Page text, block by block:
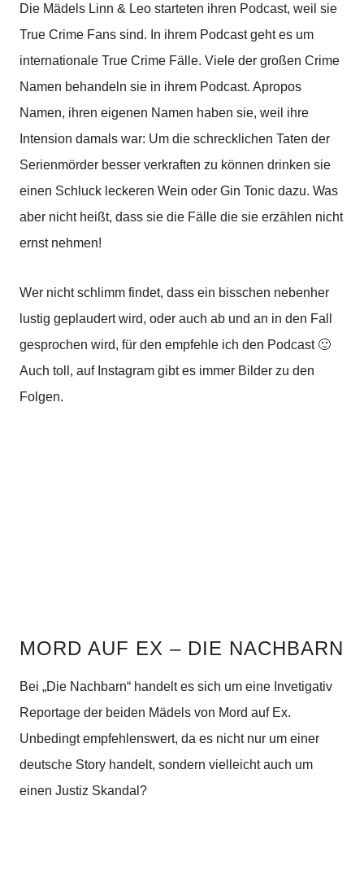
Die Mädels Linn & Leo starteten ihren Podcast, weil sie
True Crime Fans sind. In ihrem Podcast geht es um
internationale True Crime Fälle. Viele der großen Crime
Namen behandeln sie in ihrem Podcast. Apropos
Namen, ihren eigenen Namen haben sie, weil ihre
Intension damals war: Um die schrecklichen Taten der
Serienmörder besser verkraften zu können drinken sie
einen Schluck leckeren Wein oder Gin Tonic dazu. Was
aber nicht heißt, dass sie die Fälle die sie erzählen nicht
ernst nehmen!
Wer nicht schlimm findet, dass ein bisschen nebenher
lustig geplaudert wird, oder auch ab und an in den Fall
gesprochen wird, für den empfehle ich den Podcast 🙂
Auch toll, auf Instagram gibt es immer Bilder zu den
Folgen.
MORD AUF EX – DIE NACHBARN
Bei „Die Nachbarn“ handelt es sich um eine Invetigativ
Reportage der beiden Mädels von Mord auf Ex.
Unbedingt empfehlenswert, da es nicht nur um einer
deutsche Story handelt, sondern vielleicht auch um
einen Justiz Skandal?